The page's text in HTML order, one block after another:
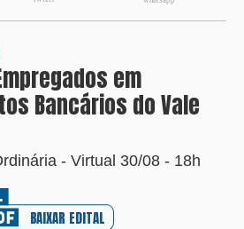
em
Bancários do Vale
- Virtual 30/08 - 18h
BAIXAR EDITAL